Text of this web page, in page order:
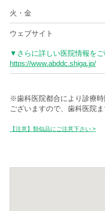
火・金
ウェブサイト
▼さらに詳しい医院情報を
https://www.abddc.shiga.jp/
※歯科医院都合により診療
ございますので、歯科医院
【注意】類似品にご注意下さい >